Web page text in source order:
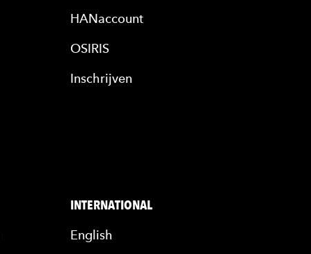
HANaccount
OSIRIS
Inschrijven
INTERNATIONAL
English